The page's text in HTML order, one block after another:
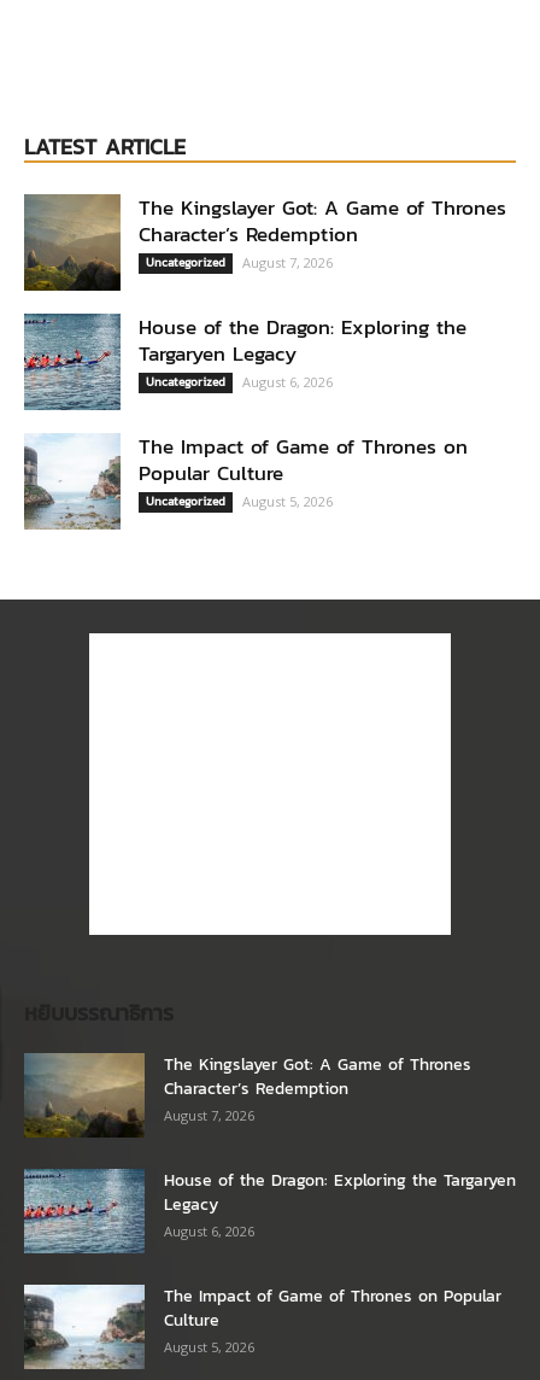
LATEST ARTICLE
The Kingslayer Got: A Game of Thrones
Character’s Redemption
Uncategorized August 7, 2026
House of the Dragon: Exploring the
Targaryen Legacy
Uncategorized August 6, 2026
The Impact of Game of Thrones on
Popular Culture
Uncategorized August 5, 2026
The Kingslayer Got: A Game of Thrones
Character’s Redemption
August 7, 2026
House of the Dragon: Exploring the Targaryen
Legacy
August 6, 2026
The Impact of Game of Thrones on Popular
Culture
August 5, 2026